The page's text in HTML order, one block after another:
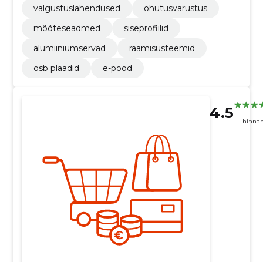
valgustuslahendused
ohutusvarustus
mõõteseadmed
siseprofiilid
alumiiniumservad
raamisüsteemid
osb plaadid
e-pood
4.5